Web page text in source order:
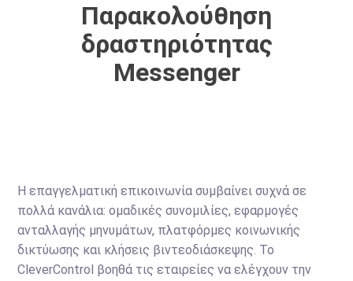
Παρακολούθηση
δραστηριότητας
Messenger
Η επαγγελματική επικοινωνία συμβαίνει συχνά σε
πολλά κανάλια: ομαδικές συνομιλίες, εφαρμογές
ανταλλαγής μηνυμάτων, πλατφόρμες κοινωνικής
δικτύωσης και κλήσεις βιντεοδιάσκεψης. Το
CleverControl βοηθά τις εταιρείες να ελέγχουν την